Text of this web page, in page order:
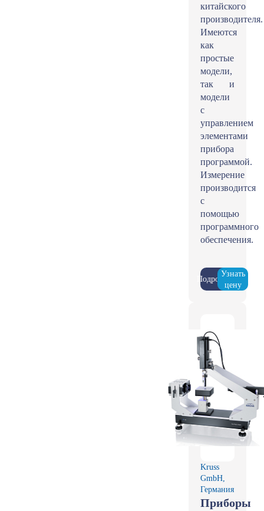
китайского
производителя.
Имеются
как
простые
модели,
так и
модели
с
управлением
элементами
прибора
программой.
Измерение
производится
с
помощью
программного
обеспечения.
Подробнее
Узнать
цену
Kruss
GmbH,
Германия
Приборы